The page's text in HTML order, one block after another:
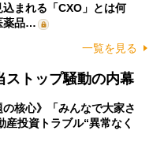
まれる「CXO」とは何
薬品…
一覧を見る
ストップ騒動の内幕
の核心》「みんなで大家さ
産投資トラブル“異常なく